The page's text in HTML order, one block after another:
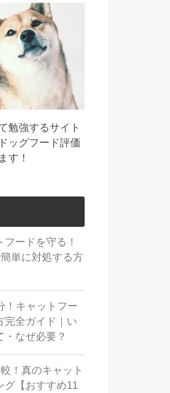
勉強するサイト
ッグフード評価
す！
ードを守る！
単に対処する方
！キャットフー
完全ガイド｜い
・なぜ必要？
！真のキャット
グ【おすすめ11